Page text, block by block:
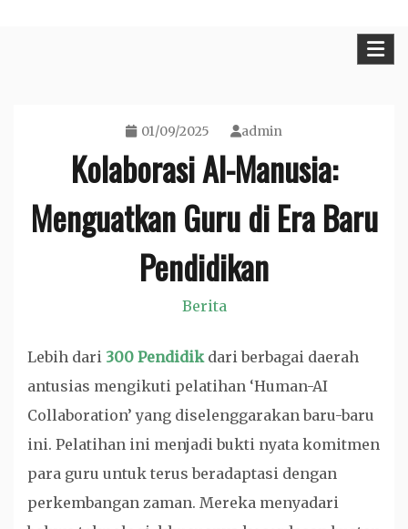
01/09/2025 admin
Kolaborasi AI-Manusia:
Menguatkan Guru di Era Baru
Pendidikan
Berita
Lebih dari 300 Pendidikdari berbagai daerah
antusias mengikuti pelatihan ‘Human-AI
Collaboration’ yang diselenggarakan baru-baru
ini. Pelatihan ini menjadi bukti nyata komitmen
para guru untuk terus beradaptasi dengan
perkembangan zaman. Mereka menyadari